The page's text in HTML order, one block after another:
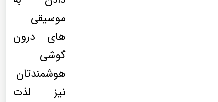
موسیقی
های درون
گوشی
هوشمندتان
نیز لذت